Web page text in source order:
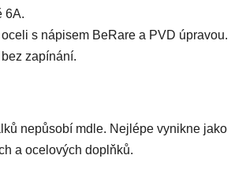
6A.
s nápisem BeRare a PVD úpravou.
zapínání.
nepůsobí mdle. Nejlépe vynikne jako
a ocelových doplňků.